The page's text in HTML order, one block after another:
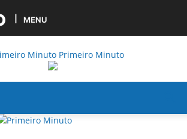
MENU
Primeiro Minuto